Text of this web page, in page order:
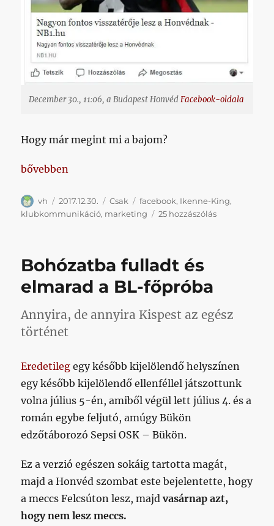
December 30., 11:06, a Budapest HonvédFacebook-oldala
Hogy már megint mi a bajom?
„Lehet, hogy én vagyok az értetlen, a hülye, a
bővebben
Szerző
vh Közzétéve
2017.12.30. Kategória
Csak Címke
facebook, Ikenne-King,
klubkommunikáció, marketing 25 hozzászólásLehet,
a
tényleg
micsoda?
bejegyzéshez
Bohózatba fulladt és
elmarad a BL-főpróba
Annyira, de annyira Kispest az egész
történet
Eredetileg egy később kijelölendő helyszínen
egy később kijelölendő ellenféllel játszottunk
volna július 5-én, amiből végül lett július 4. és a
román egybe feljutó, amúgy Bükön
edzőtáborozó Sepsi OSK – Bükön.
Ez a verzió egészen sokáig tartotta magát,
majd a Honvéd szombat este bejelentette, hogy
a meccs Felcsúton lesz, majdvasárnap azt,
hogy nem lesz meccs.